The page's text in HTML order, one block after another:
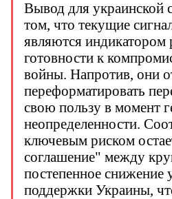
Вывод для украинской
том, что текущие
являются индикатором
готовности к
войны. Напротив, они
переформатировать
свою пользу в момент
неопределенности.
ключевым риском
соглашение" между
постепенное снижение
поддержки Украины,